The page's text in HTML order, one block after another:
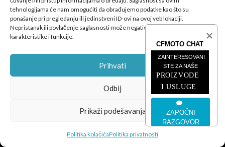
tehnologijama će nam omogućiti da obrađujemo podatke kao što su
ponašanje pri pregledanju ili jedinstveni ID-ovi na ovoj veb lokaciji.
Nepristanak ili povlačenje saglasnosti može negativno uticati na određene
karakteristike i funkcije.
Prihvati
Odbij
Prikaži podešavanja
Politika kolačićaPolitika privatnosti
CFMOTO proizvodi dizajnirani su za one koji od vozila očekuju
savršene performanse, pouzdanost i maksimalno uzbuđenje u
POSLJEDNJE SA BLOGA
CFMOTO CHAT
ZAINTERESOVANI
STE ZA NAŠE
ZAPOČNI
RAZGOVOR
PROIZVODE
I USLUGE